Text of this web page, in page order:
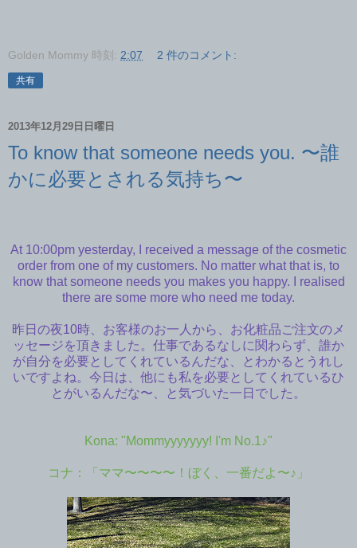
Golden Mommy 時刻: 2:07 2 件のコメント:
共有
2013年12月29日日曜日
To know that someone needs you. 〜誰
かに必要とされる気持ち〜
At 10:00pm yesterday, I received a message of the cosmetic
order from one of my customers. No matter what that is, to
know that someone needs you makes you happy. I realised
there are some more who need me today.
昨日の夜10時、お客様のお一人から、お化粧品ご注文のメ
ッセージを頂きました。仕事であるなしに関わらず、誰か
が自分を必要としてくれているんだな、とわかるとうれし
いですよね。今日は、他にも私を必要としてくれているひ
とがいるんだな〜、と気づいた一日でした。
Kona: "Mommyyyyyyy! I'm No.1♪"
コナ：「ママ〜〜〜〜！ぼく、一番だよ〜♪」